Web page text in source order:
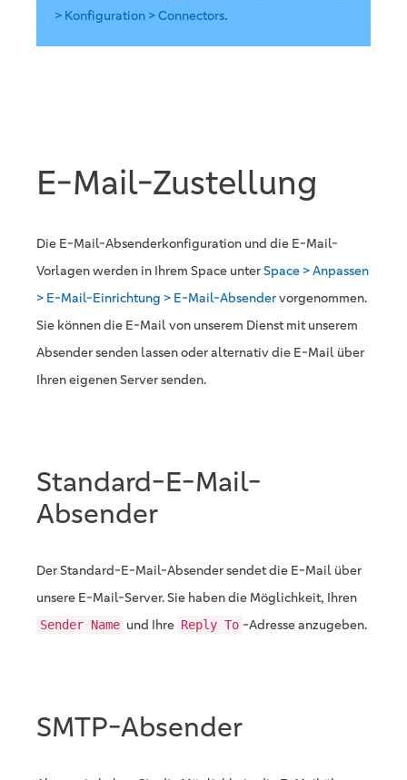
> Konfiguration > Connectors.
E-Mail-Zustellung
Die E-Mail-Absenderkonfiguration und die E-Mail-
Vorlagen werden in Ihrem Space unterSpace > Anpassen
> E-Mail-Einrichtung > E-Mail-Absendervorgenommen.
Sie können die E-Mail von unserem Dienst mit unserem
Absender senden lassen oder alternativ die E-Mail über
Ihren eigenen Server senden.
Standard-E-Mail-
Absender
Der Standard-E-Mail-Absender sendet die E-Mail über
unsere E-Mail-Server. Sie haben die Möglichkeit, Ihren
Sender Name und Ihre Reply To -Adresse anzugeben.
SMTP-Absender